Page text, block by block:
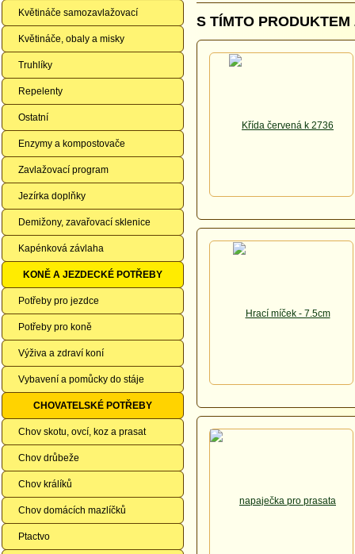
Květináče samozavlažovací
Květináče, obaly a misky
Truhlíky
Repelenty
Ostatní
Enzymy a kompostovače
Zavlažovací program
Jezírka doplňky
Demižony, zavařovací sklenice
Kapénková závlaha
KONĚ A JEZDECKÉ POTŘEBY
Potřeby pro jezdce
Potřeby pro koně
Výživa a zdraví koní
Vybavení a pomůcky do stáje
CHOVATELSKÉ POTŘEBY
Chov skotu, ovcí, koz a prasat
Chov drůbeže
Chov králíků
Chov domácích mazlíčků
Ptactvo
S TÍMTO